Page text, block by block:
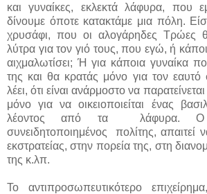
και γυναίκες, εκλεκτά λάφυρα, που
δίνουμε όποτε κατακτάμε μια πόλη.
χρυσάφι, που οι αλογάρηδες
λύτρα για τον γιό τους, που εγώ, ή
αιχμαλωτίσει; Ή για κάποια γυναίκα
της και θα κρατάς μόνο για τον εαυτό
λέει, ότι είναι ανάρμοστο να
μόνο για να οικειοποιείται ένας
λέοντος από τα λάφυρα. Ο
συνειδητοποιημένος πολίτης, απαιτεί
εκστρατείας, στην πορεία της, στη
της κ.λπ.
Το αντιπροσωπευτικότερο